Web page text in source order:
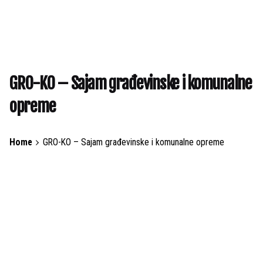
GRO-KO – Sajam građevinske i komunalne
opreme
Home GRO-KO – Sajam građevinske i komunalne opreme